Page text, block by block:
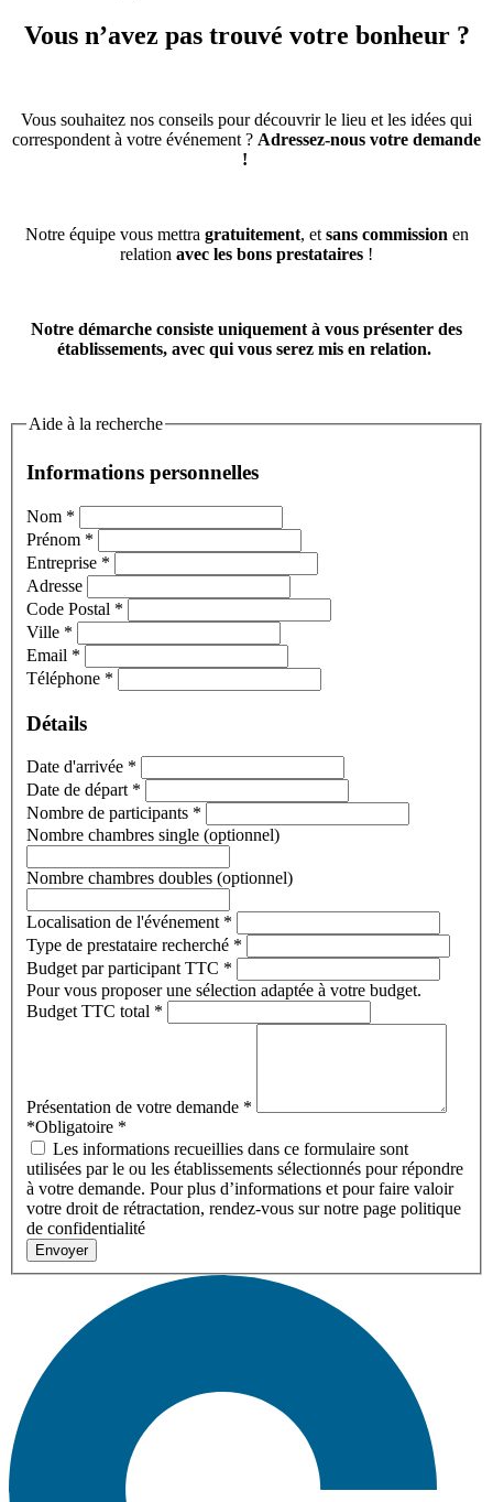
Vous n’avez pas trouvé votre bonheur ?
Vous souhaitez nos conseils pour découvrir le lieu et les idées qui
correspondent à votre événement ? Adressez-nous votre demande
!
Notre équipe vous mettra gratuitement, et sans commission en
relation avec les bons prestataires !
Notre démarche consiste uniquement à vous présenter des
établissements, avec qui vous serez mis en relation.
Aide à la recherche
Informations personnelles
Nom *
Prénom *
Entreprise *
Adresse
Code Postal *
Ville *
Email *
Téléphone *
Détails
Date d'arrivée *
Date de départ *
Nombre de participants *
Nombre chambres single (optionnel)
Nombre chambres doubles (optionnel)
Localisation de l'événement *
Type de prestataire recherché *
Budget par participant TTC *
Pour vous proposer une sélection adaptée à votre budget.
Budget TTC total *
Présentation de votre demande *
*Obligatoire *
Les informations recueillies dans ce formulaire sont
utilisées par le ou les établissements sélectionnés pour répondre
à votre demande. Pour plus d’informations et pour faire valoir
votre droit de rétractation, rendez-vous sur notre page politique
de confidentialité
Envoyer